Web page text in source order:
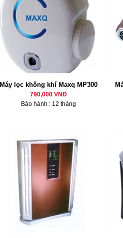
Máy lọc không khí Maxq MP300
790,000 VNĐ
Bảo hành : 12 tháng